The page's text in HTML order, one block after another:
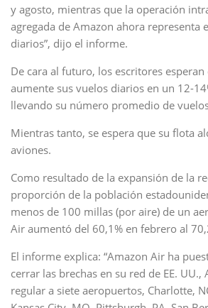
y agosto, mientras que la operación
agregada de Amazon ahora representa
diarios”, dijo el informe.
De cara al futuro, los escritores
aumente sus vuelos diarios en un 12-
llevando su número promedio de
Mientras tanto, se espera que su flota
aviones.
Como resultado de la expansión de la
proporción de la población
menos de 100 millas (por aire) de un
Air aumentó del 60,1% en febrero al
El informe explica: “Amazon Air ha
cerrar las brechas en su red de EE. UU.,
regular a siete aeropuertos, Charlotte,